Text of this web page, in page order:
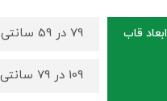
ابعاد قاب 79 در 59 سانتی متر (برای سایز 70 در 50)
109 در 79 سانتی متر (برای سایز 100 در 70)